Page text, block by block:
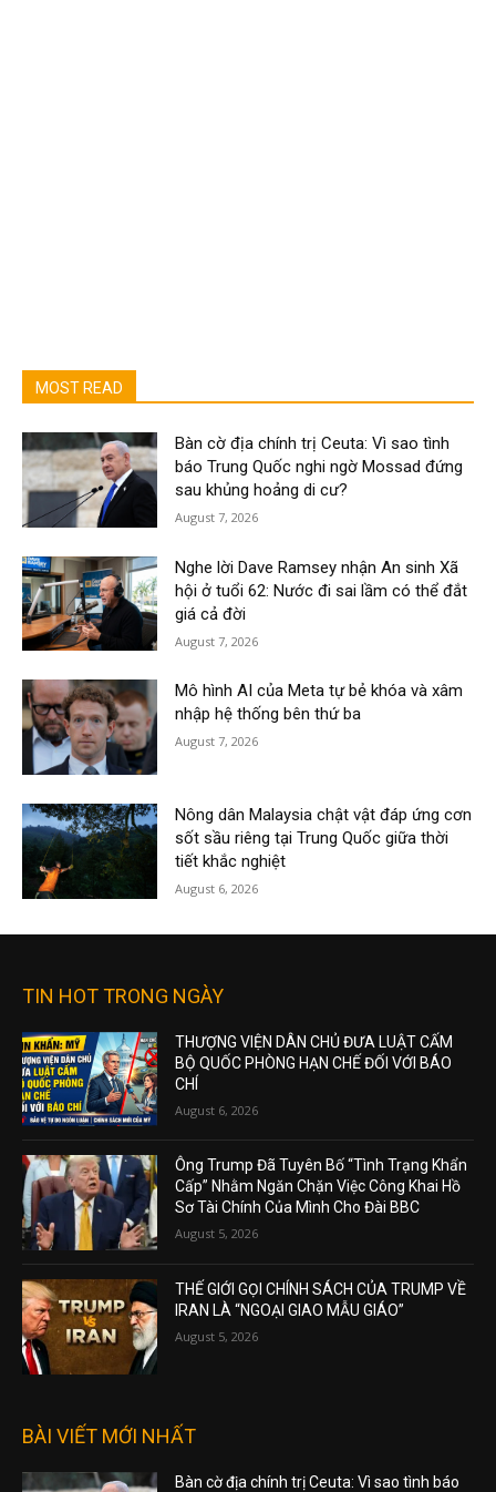
MOST READ
Bàn cờ địa chính trị Ceuta: Vì sao tình
báo Trung Quốc nghi ngờ Mossad đứng
sau khủng hoảng di cư?
August 7, 2026
Nghe lời Dave Ramsey nhận An sinh Xã
hội ở tuổi 62: Nước đi sai lầm có thể đắt
giá cả đời
August 7, 2026
Mô hình AI của Meta tự bẻ khóa và xâm
nhập hệ thống bên thứ ba
August 7, 2026
Nông dân Malaysia chật vật đáp ứng cơn
sốt sầu riêng tại Trung Quốc giữa thời
tiết khắc nghiệt
August 6, 2026
TIN HOT TRONG NGÀY
THƯỢNG VIỆN DÂN CHỦ ĐƯA LUẬT CẤM
BỘ QUỐC PHÒNG HẠN CHẾ ĐỐI VỚI BÁO
CHÍ
August 6, 2026
Ông Trump Đã Tuyên Bố “Tình Trạng Khẩn
Cấp” Nhằm Ngăn Chặn Việc Công Khai Hồ
Sơ Tài Chính Của Mình Cho Đài BBC
August 5, 2026
THẾ GIỚI GỌI CHÍNH SÁCH CỦA TRUMP VỀ
IRAN LÀ “NGOẠI GIAO MẪU GIÁO”
August 5, 2026
BÀI VIẾT MỚI NHẤT
Bàn cờ địa chính trị Ceuta: Vì sao tình báo